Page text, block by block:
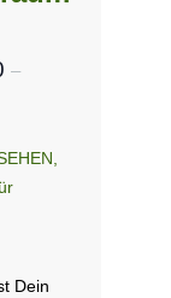
–
Dein